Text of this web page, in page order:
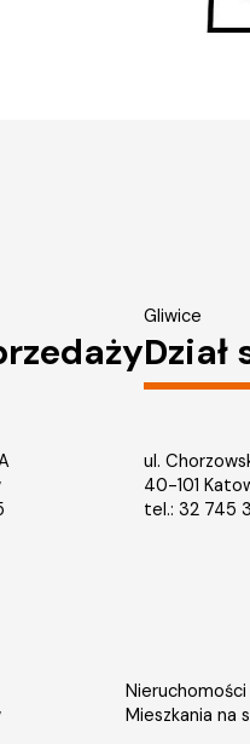
Gliwice
Dział
ul.
40-101
tel.: 32 745
Mieszkania na